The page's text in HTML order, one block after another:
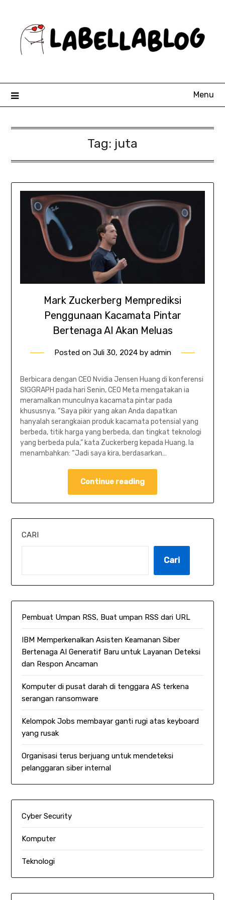
content
Menu
Tag: juta
Mark Zuckerberg Memprediksi
Penggunaan Kacamata Pintar
Bertenaga AI Akan Meluas
Posted on Juli 30, 2024by admin
Berbicara dengan CEO Nvidia Jensen Huang di konferensi
SIGGRAPH pada hari Senin, CEO Meta mengatakan ia
meramalkan munculnya kacamata pintar pada
khususnya. “Saya pikir yang akan Anda dapatkan
hanyalah serangkaian produk kacamata potensial yang
berbeda, titik harga yang berbeda, dan tingkat teknologi
yang berbeda pula,” kata Zuckerberg kepada Huang. Ia
menambahkan: “Jadi saya kira, berdasarkan…
Continue reading
CARI
Cari
Pembuat Umpan RSS, Buat umpan RSS dari URL
IBM Memperkenalkan Asisten Keamanan Siber
Bertenaga AI Generatif Baru untuk Layanan Deteksi
dan Respon Ancaman
Komputer di pusat darah di tenggara AS terkena
serangan ransomware
Kelompok Jobs membayar ganti rugi atas keyboard
yang rusak
Organisasi terus berjuang untuk mendeteksi
pelanggaran siber internal
Cyber Security
Komputer
Teknologi